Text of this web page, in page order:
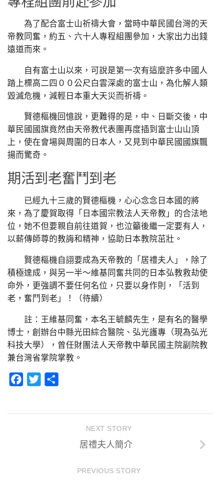
為了配合富士山祈禱大會，當時中華民國台灣的天
帝教同奮，約五、六十人專程組團參加，大家出力出錢
遠道而來。
自有富士山以來，可說是第一次有這麼許多中國人
踏上標高二四００公尺白雲深處的富士山，為化解人類
毀滅危機，減輕日本重大天災而祈禱。
賢德樞機回憶說，更難得的是，中、日斷交後，中
華民國國旗竟然由天帝教代表團再度插到富士山山頂
上，使在會場與周圍的日本人，又見到中華民國國旗飄
揚而驚奇。
期活到老奮鬥到老
已經九十三歲的賢德樞機，心心念念日本國的將
來，為了慶賀取得「日本國宗教法人天帝教」的合法地
位，她不但要親自前往道賀，也泣籲後繼一定要有人，
以薪傳師尊的教誨和精神，協助日本教院茁壯。
賢德樞機自詡要成為天帝教的「居禮夫人」，除了
積極達成，與另一半～維基同奮共同的日本弘教救劫使
命外，更強調不要任何名位，只要以身作則，「活到
老，奮鬥到老」！（待續）
註：王維基同奮，本名王毓麟先生，是有名的醫學
博士，創辦台中縣光田綜合醫院、弘光護專（現為弘光
科技大學），曾任財團法人天帝教中華民國主院副院教
兼台灣省掌院掌教。
Facebook
Twitter
NEXT STORY
居禮夫人簡介
PREVIOUS STORY